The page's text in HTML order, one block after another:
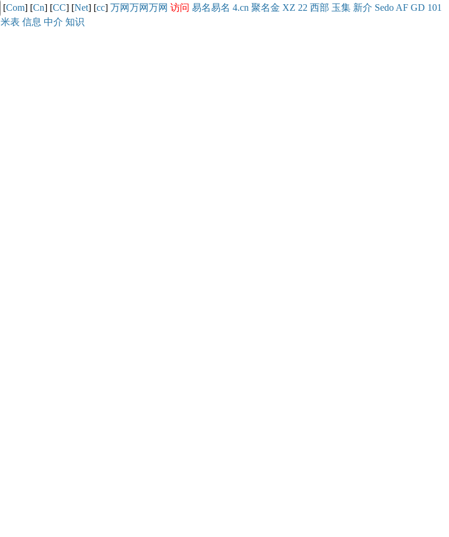
[Com] [Cn] [CC] [Net] [cc] 万网万网万网 访问 易名易名 4.cn 聚名金 XZ 22 西部 玉集 新介 Sedo AF GD 101
米表 信息 中介 知识